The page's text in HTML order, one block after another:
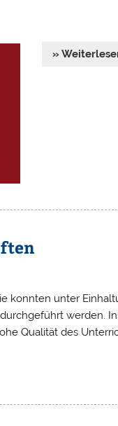
»
konnten unter
werden.
Qualität des